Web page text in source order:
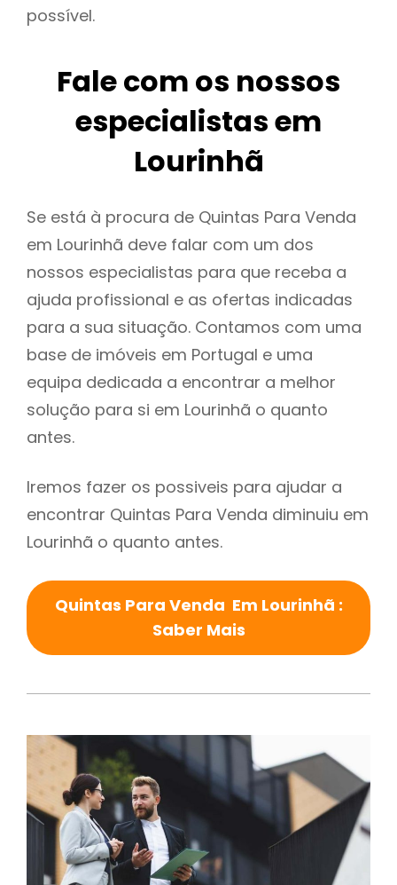
possível.
Fale com os nossos
especialistas em
Lourinhã
Se está à procura de Quintas Para Venda
em Lourinhã deve falar com um dos
nossos especialistas para que receba a
ajuda profissional e as ofertas indicadas
para a sua situação. Contamos com uma
base de imóveis em Portugal e uma
equipa dedicada a encontrar a melhor
solução para si em Lourinhã o quanto
antes.
Iremos fazer os possiveis para ajudar a
encontrar Quintas Para Venda diminuiu em
Lourinhã o quanto antes.
Quintas Para Venda Em Lourinhã :
Saber Mais